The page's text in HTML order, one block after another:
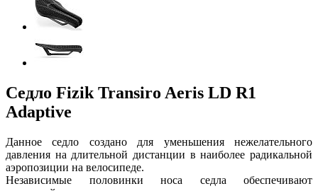
Седло Fizik Transiro Aeris LD R1
Adaptive
Данное седло создано для уменьшения нежелательного
давления на длительной дистанции в наиболее радикальной
аэропозиции на велосипеде.
Независимые половинки носа седла обеспечивают